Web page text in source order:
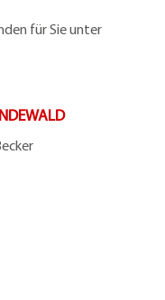
für Sie unter